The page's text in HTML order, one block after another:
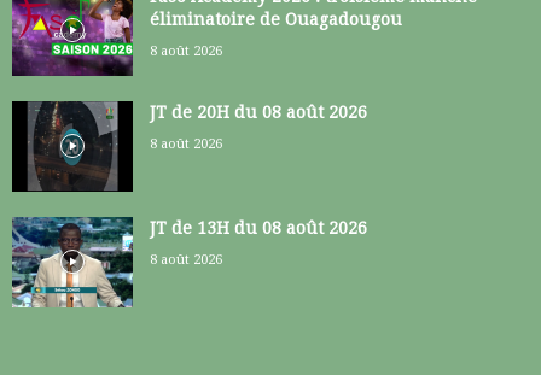
éliminatoire de Ouagadougou
8 août 2026
JT de 20H du 08 août 2026
8 août 2026
JT de 13H du 08 août 2026
8 août 2026